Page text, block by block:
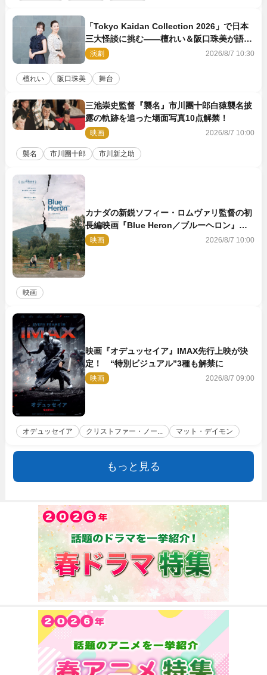
「Tokyo Kaidan Collection 2026」で日本
三大怪談に挑む――檀れい＆阪口珠美が語る
「牡丹灯籠」の新たな魅力
演劇 2026/8/7 10:30
檀れい 阪口珠美 舞台
三池崇史監督『襲名』市川團十郎白猿襲名披
露の軌跡を追った場面写真10点解禁！
映画 2026/8/7 10:00
襲名 市川團十郎 市川新之助
カナダの新鋭ソフィー・ロムヴァリ監督の初
長編映画『Blue Heron／ブルーヘロン』
10.23公開
映画 2026/8/7 10:00
映画
映画『オデュッセイア』IMAX先行上映が決
定！ “特別ビジュアル”3種も解禁に
映画 2026/8/7 09:00
オデュッセイア クリストファー・ノー... マット・デイモン
もっと見る